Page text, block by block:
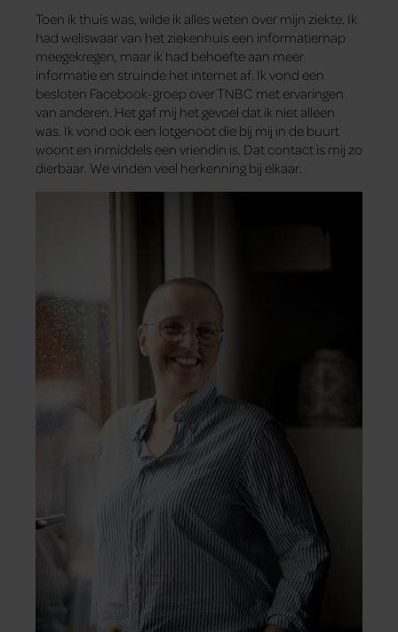
Toen ik thuis was, wilde ik alles weten over mijn ziekte. Ik
had weliswaar van het ziekenhuis een informatiemap
meegekregen, maar ik had behoefte aan meer
informatie en struinde het internet af. Ik vond een
besloten Facebook-groep over TNBC met ervaringen
van anderen. Het gaf mij het gevoel dat ik niet alleen
was. Ik vond ook een lotgenoot die bij mij in de buurt
woont en inmiddels een vriendin is. Dat contact is mij zo
dierbaar. We vinden veel herkenning bij elkaar.